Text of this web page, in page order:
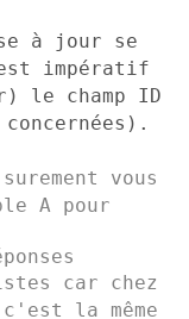
à jour se
impératif
champ ID
vous
A pour
car chez
c'est la même